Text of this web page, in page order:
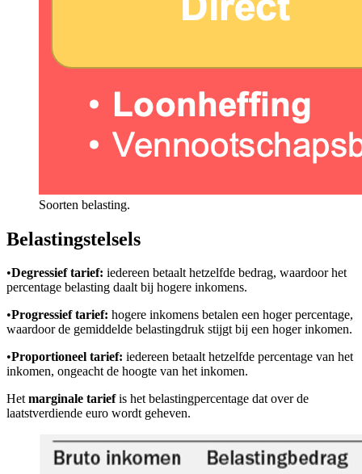
Soorten belasting.
Belastingstelsels
•Degressief tarief: iedereen betaalt hetzelfde bedrag, waardoor het
percentage belasting daalt bij hogere inkomens.
•Progressief tarief: hogere inkomens betalen een hoger percentage,
waardoor de gemiddelde belastingdruk stijgt bij een hoger inkomen.
•Proportioneel tarief: iedereen betaalt hetzelfde percentage van het
inkomen, ongeacht de hoogte van het inkomen.
Hetmarginale tariefis het belastingpercentage dat over de
laatstverdiende euro wordt geheven.